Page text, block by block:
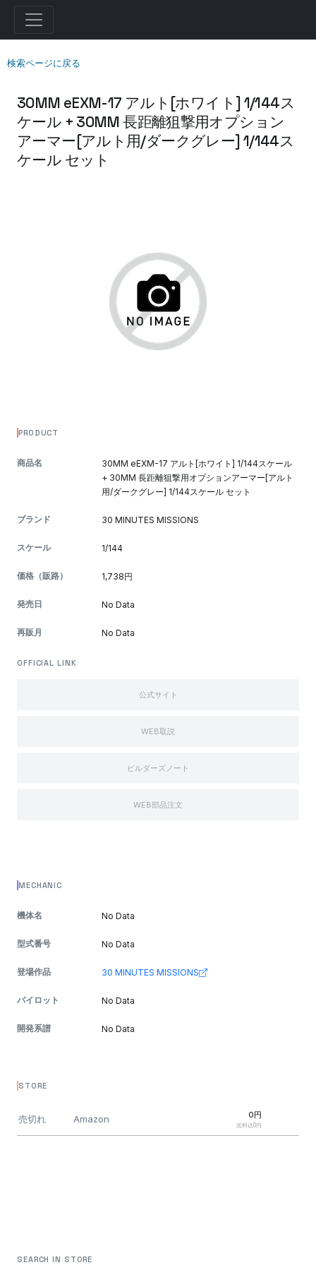
検索ページに戻る
30MM eEXM-17 アルト[ホワイト] 1/144ス
ケール + 30MM 長距離狙撃用オプション
アーマー[アルト用/ダークグレー] 1/144ス
ケール セット
PRODUCT
商品名
30MM eEXM-17 アルト[ホワイト] 1/144スケール
+ 30MM 長距離狙撃用オプションアーマー[アルト
用/ダークグレー] 1/144スケール セット
ブランド 30 MINUTES MISSIONS
スケール 1/144
価格（販路） 1,738円
発売日 No Data
再販月 No Data
OFFICIAL LINK
公式サイト
WEB取説
ビルダーズノート
WEB部品注文
MECHANIC
機体名 No Data
型式番号 No Data
登場作品 30 MINUTES MISSIONS
パイロット No Data
開発系譜 No Data
STORE
売切れ Amazon 0円
送料込0円
SEARCH IN STORE